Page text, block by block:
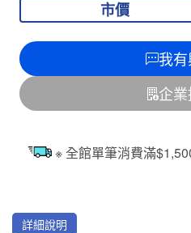
市價
我
企
※ 全館單筆消費滿
詳細說明